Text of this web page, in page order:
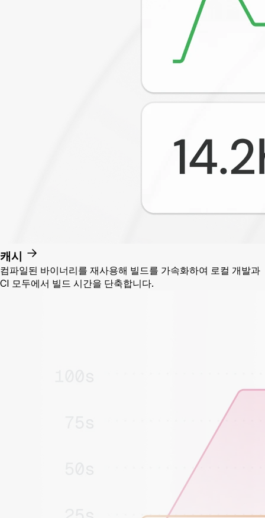
캐시
컴파일된 바이너리를 재사용해 빌드를 가속화하여 로컬 개발과
CI 모두에서 빌드 시간을 단축합니다.